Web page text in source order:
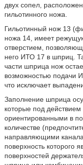
двух сопел,
гильотинного ножа.
Гильотинный нож 13
ножа 14, имеет
отверстием,
него ИТО 17 в шприц.
части шприца нож
возможностью подачи
что исключает
Заполнение шприца
которые под
ориентированными в
количестве
направляющими
поверхность которого
поверхностей